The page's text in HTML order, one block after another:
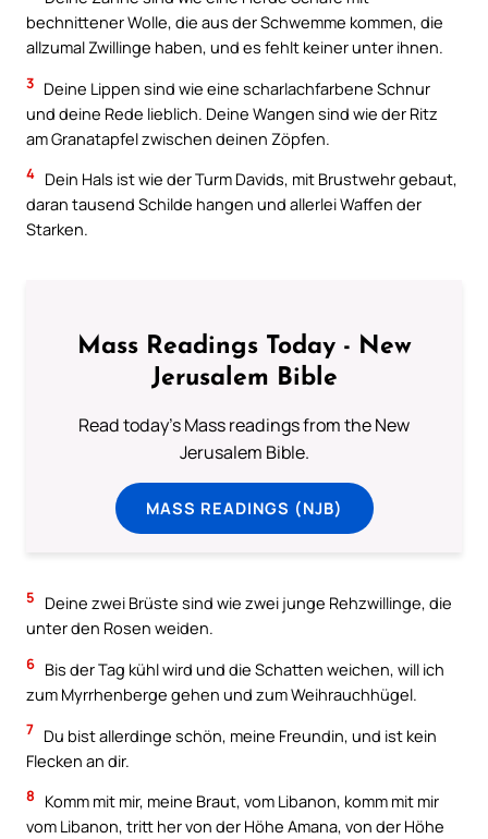
bechnittener Wolle, die aus der Schwemme kommen, die
allzumal Zwillinge haben, und es fehlt keiner unter ihnen.
3 Deine Lippen sind wie eine scharlachfarbene Schnur
und deine Rede lieblich. Deine Wangen sind wie der Ritz
am Granatapfel zwischen deinen Zöpfen.
4 Dein Hals ist wie der Turm Davids, mit Brustwehr gebaut,
daran tausend Schilde hangen und allerlei Waffen der
Starken.
Mass Readings Today - New
Jerusalem Bible
Read today's Mass readings from the New
Jerusalem Bible.
MASS READINGS (NJB)
5
Deine zwei Brüste sind wie zwei junge Rehzwillinge, die
unter den Rosen weiden.
6 Bis der Tag kühl wird und die Schatten weichen, will ich
zum Myrrhenberge gehen und zum Weihrauchhügel.
7 Du bist allerdinge schön, meine Freundin, und ist kein
Flecken an dir.
8
Komm mit mir, meine Braut, vom Libanon, komm mit mir
vom Libanon, tritt her von der Höhe Amana, von der Höhe